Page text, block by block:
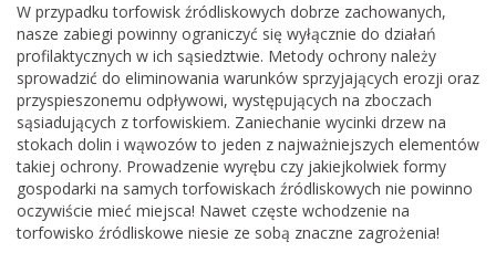
W przypadku torfowisk źródliskowych dobrze zachowanych,
nasze zabiegi powinny ograniczyć się wyłącznie do działań
profilaktycznych w ich sąsiedztwie. Metody ochrony należy
sprowadzić do eliminowania warunków sprzyjających erozji oraz
przyspieszonemu odpływowi, występujących na zboczach
sąsiadujących z torfowiskiem. Zaniechanie wycinki drzew na
stokach dolin i wąwozów to jeden z najważniejszych elementów
takiej ochrony. Prowadzenie wyrębu czy jakiejkolwiek formy
gospodarki na samych torfowiskach źródliskowych nie powinno
oczywiście mieć miejsca! Nawet częste wchodzenie na
torfowisko źródliskowe niesie ze sobą znaczne zagrożenia!